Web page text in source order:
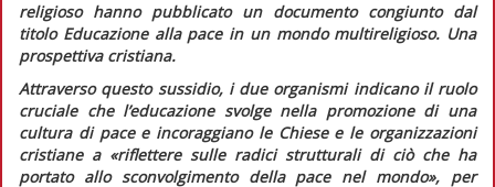
religioso hanno pubblicato un documento congiunto dal
titolo Educazione alla pace in un mondo multireligioso. Una
prospettiva cristiana.
Attraverso questo sussidio, i due organismi indicano il ruolo
cruciale che l’educazione svolge nella promozione di una
cultura di pace e incoraggiano le Chiese e le organizzazioni
cristiane a «riflettere sulle radici strutturali di ciò che ha
portato allo sconvolgimento della pace nel mondo», per